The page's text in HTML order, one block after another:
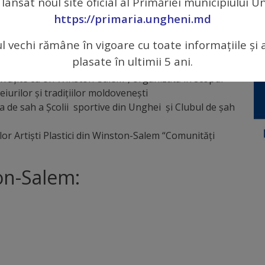
30 cărucioare pentru invalizi, care au fost
Ungheni
de la Școala de Arte Plastice din Ungheni petru
Plastici din Winston-Salem
și lucrări de artă (goblenuri și panouri
cu or. Winston-Salem”, organizată în scopul
și tradițiilor moldovenești
de sah a Școlii sportive din Unghei și Clubul de șah
Artiști Plastici din Winston-Salem “Comunități
Salem:
https://primaria.ungheni.md
vechi rămâne în vigoare cu toate informațiile și
plasate în ultimii 5 ani.